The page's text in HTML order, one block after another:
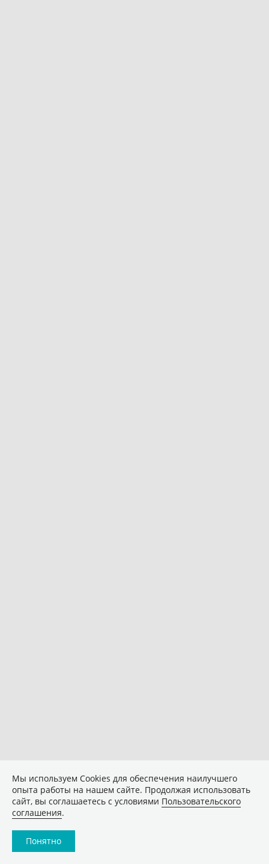
Мы используем Сookies для обеспечения наилучшего
опыта работы на нашем сайте. Продолжая использовать
сайт, вы соглашаетесь с условиями Пользовательского
соглашения.
Понятно